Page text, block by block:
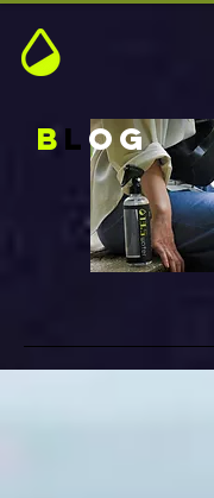
B L OG